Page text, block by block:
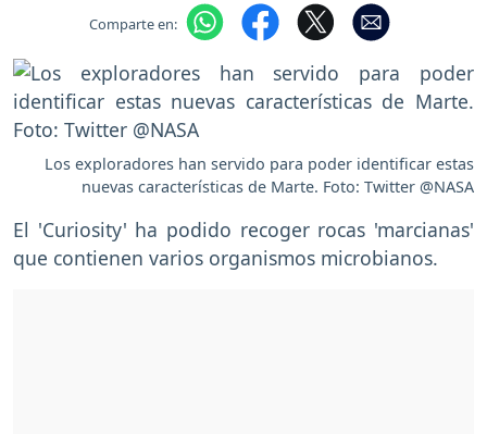
Comparte en:
Los exploradores han servido para poder identificar estas
nuevas características de Marte. Foto: Twitter @NASA
El 'Curiosity' ha podido recoger rocas 'marcianas'
que contienen varios organismos microbianos.